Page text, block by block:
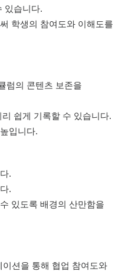
있습니다.
학생의 참여도와 이해도를
럼의 콘텐츠 보존을
쉽게 기록할 수 있습니다.
입니다.
.
.
있도록 배경의 산만함을
션을 통해 협업 참여도와